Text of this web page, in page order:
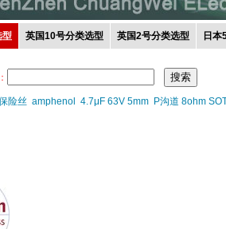
型 英国10号分类选型 英国2号分类选型 日本
险丝 amphenol 4.7μF 63V 5mm P沟道 8ohm